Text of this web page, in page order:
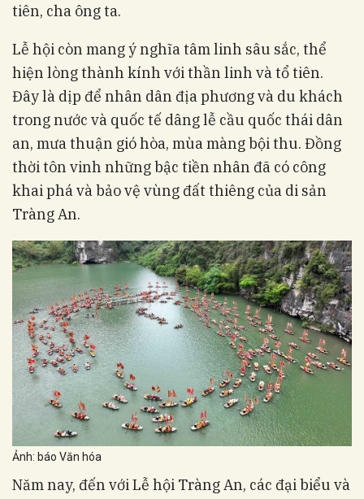
tiên, cha ông ta.
Lễ hội còn mang ý nghĩa tâm linh sâu sắc, thể
hiện lòng thành kính với thần linh và tổ tiên.
Đây là dịp để nhân dân địa phương và du khách
trong nước và quốc tế dâng lễ cầu quốc thái dân
an, mưa thuận gió hòa, mùa màng bội thu. Đồng
thời tôn vinh những bậc tiền nhân đã có công
khai phá và bảo vệ vùng đất thiêng của di sản
Tràng An.
Ảnh: báo Văn hóa
Năm nay, đến với Lễ hội Tràng An, các đại biểu và